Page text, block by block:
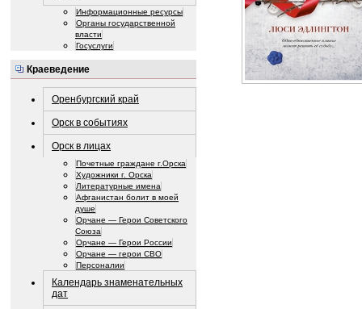
Информационные ресурсы
Органы государственной
власти
Госуслуги
Краеведение
Оренбургский край
Орск в событиях
Орск в лицах
Почетные граждане г.Орска
Художники г. Орска
Литературные имена
Афганистан болит в моей
душе
Орчане — Герои Советского
Союза
Орчане — Герои России
Орчане — герои СВО
Персоналии
Календарь знаменательных
дат